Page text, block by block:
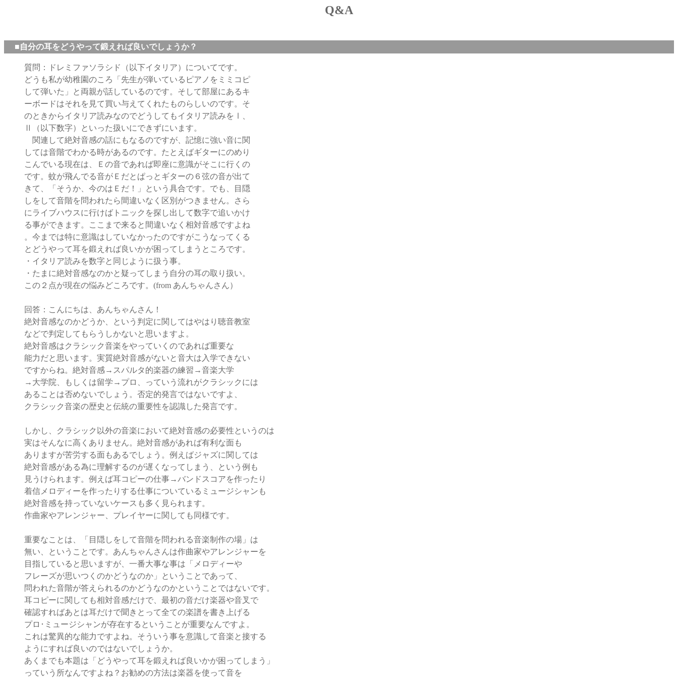
Q&A
■自分の耳をどうやって鍛えれば良いでしょうか？
質問：ドレミファソラシド（以下イタリア）についてです。
どうも私が幼稚園のころ「先生が弾いているピアノをミミコピ
して弾いた」と両親が話しているのです。そして部屋にあるキ
ーボードはそれを見て買い与えてくれたものらしいのです。そ
のときからイタリア読みなのでどうしてもイタリア読みをⅠ、
Ⅱ（以下数字）といった扱いにできずにいます。
関連して絶対音感の話にもなるのですが、記憶に強い音に関
しては音階でわかる時があるのです。たとえばギターにのめり
こんでいる現在は、Ｅの音であれば即座に意識がそこに行くの
です。蚊が飛んでる音がＥだとぱっとギターの６弦の音が出て
きて、「そうか、今のはＥだ！」という具合です。でも、目隠
しをして音階を問われたら間違いなく区別がつきません。さら
にライブハウスに行けばトニックを探し出して数字で追いかけ
る事ができます。ここまで来ると間違いなく相対音感ですよね
。今までは特に意識はしていなかったのですがこうなってくる
とどうやって耳を鍛えれば良いかが困ってしまうところです。
・イタリア読みを数字と同じように扱う事。
・たまに絶対音感なのかと疑ってしまう自分の耳の取り扱い。
この２点が現在の悩みどころです。(from あんちゃんさん）
回答：こんにちは、あんちゃんさん！
絶対音感なのかどうか、という判定に関してはやはり聴音教室
などで判定してもらうしかないと思いますよ。
絶対音感はクラシック音楽をやっていくのであれば重要な
能力だと思います。実質絶対音感がないと音大は入学できない
ですからね。絶対音感→スパルタ的楽器の練習→音楽大学
→大学院、もしくは留学→プロ、っていう流れがクラシックには
あることは否めないでしょう。否定的発言ではないですよ、
クラシック音楽の歴史と伝統の重要性を認識した発言です。
しかし、クラシック以外の音楽において絶対音感の必要性というのは
実はそんなに高くありません。絶対音感があれば有利な面も
ありますが苦労する面もあるでしょう。例えばジャズに関しては
絶対音感がある為に理解するのが遅くなってしまう、という例も
見うけられます。例えば耳コピーの仕事→バンドスコアを作ったり
着信メロディーを作ったりする仕事についているミュージシャンも
絶対音感を持っていないケースも多く見られます。
作曲家やアレンジャー、プレイヤーに関しても同様です。
重要なことは、「目隠しをして音階を問われる音楽制作の場」は
無い、ということです。あんちゃんさんは作曲家やアレンジャーを
目指していると思いますが、一番大事な事は「メロディーや
フレーズが思いつくのかどうなのか」ということであって、
問われた音階が答えられるのかどうなのかということではないです。
耳コピーに関しても相対音感だけで、最初の音だけ楽器や音叉で
確認すればあとは耳だけで聞きとって全ての楽譜を書き上げる
プロ･ミュージシャンが存在するということが重要なんですよ。
これは驚異的な能力ですよね。そういう事を意識して音楽と接する
ようにすれば良いのではないでしょうか。
あくまでも本題は「どうやって耳を鍛えれば良いかが困ってしまう」
っていう所なんですよね？お勧めの方法は楽器を使って音を